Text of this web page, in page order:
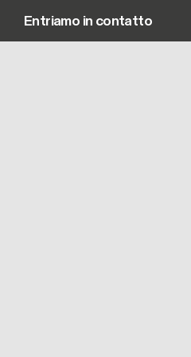
Main
Entriamo in contatto